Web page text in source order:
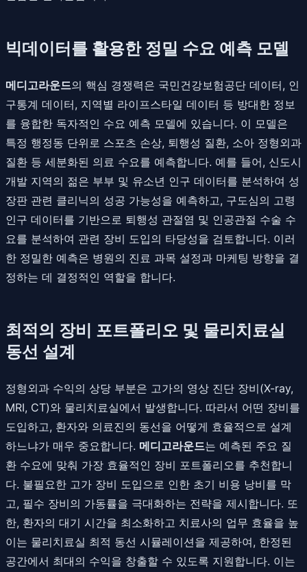
빅데이터를 활용한 정밀 수요 예측 모델
메디고라운드의 핵심 경쟁력은 국민건강보험공단 데이터, 인
구통계 데이터, 지역별 라이프스타일 데이터 등 방대한 정보
를 융합한 독자적인 수요 예측 모델에 있습니다. 이 모델은
특정 행정동 단위로 스포츠 손상, 퇴행성 질환, 소아 정형외과
질환 등 세분화된 의료 수요를 예측합니다. 예를 들어, 신도시
개발 지역의 젊은 부부 및 유소년 인구 데이터를 분석하여 성
장판 관련 클리닉의 성공 가능성을 예측하고, 구도심의 고령
인구 데이터를 기반으로 퇴행성 관절염 및 인공관절 수술 수
요를 분석하여 관련 장비 도입의 타당성을 검토합니다. 이러
한 정밀한 예측은 병원의 진료 과목 설정과 마케팅 방향을 결
정하는 데 결정적인 역할을 합니다.
최적의 장비 포트폴리오 및 물리치료실
동선 설계
정형외과 수익의 상당 부분은 고가의 영상 진단 장비(X-ray,
MRI, CT)와 물리치료실에서 발생합니다. 따라서 어떤 장비를
도입하고, 환자와 의료진의 동선을 어떻게 효율적으로 설계
하느냐가 매우 중요합니다. 메디고라운드는 예측된 주요 질
환 수요에 맞춰 가장 효율적인 장비 포트폴리오를 추천합니
다. 불필요한 고가 장비 도입으로 인한 초기 비용 낭비를 막
고, 필수 장비의 가동률을 극대화하는 전략을 제시합니다. 또
한, 환자의 대기 시간을 최소화하고 치료사의 업무 효율을 높
이는 물리치료실 최적 동선 시뮬레이션을 제공하여, 한정된
공간에서 최대의 수익을 창출할 수 있도록 지원합니다. 이는